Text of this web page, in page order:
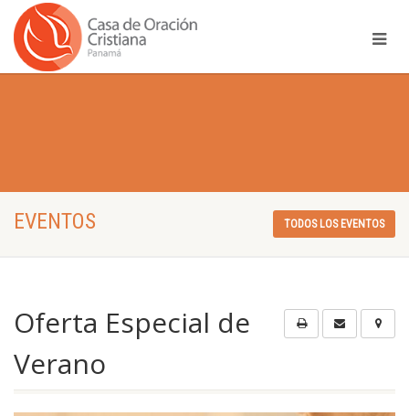
EVENTOS TODOS LOS EVENTOS
Oferta Especial de
Verano